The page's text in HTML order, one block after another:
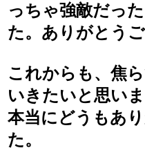
っちゃ強敵だっ
た。ありがとうご
これからも、焦
いきたいと思い
本当にどうもあ
た。